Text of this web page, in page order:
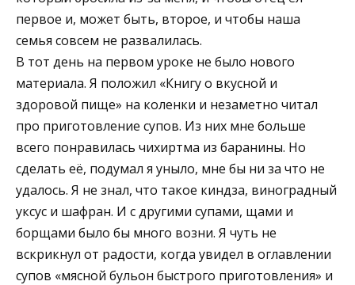
первое и, может быть, второе, и чтобы наша
семья совсем не развалилась.
В тот день на первом уроке не было нового
материала. Я положил «Книгу о вкусной и
здоровой пище» на коленки и незаметно читал
про приготовление супов. Из них мне больше
всего понравилась чихиртма из баранины. Но
сделать её, подумал я уныло, мне бы ни за что не
удалось. Я не знал, что такое киндза, виноградный
уксус и шафран. И с другими супами, щами и
борщами было бы много возни. Я чуть не
вскрикнул от радости, когда увидел в оглавлении
супов «мясной бульон быстрого приготовления» и